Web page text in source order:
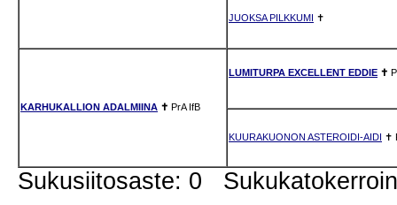
JUOKSA PILKKUMI ✝
KARHUKALLION ADALMIINA ✝ PrA IfB
LUMITURPA EXCELLENT EDDIE ✝
KUURAKUONON ASTEROIDI-AIDI ✝
Sukusiitosaste: 0